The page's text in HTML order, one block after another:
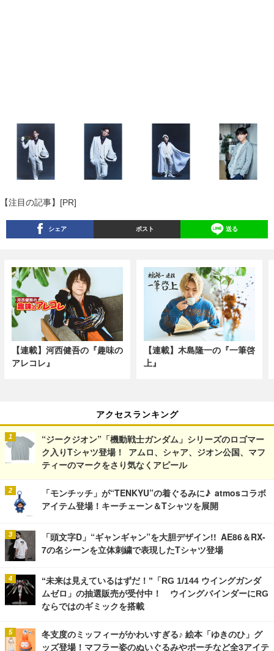
【注目の記事】[PR]
シェア ポスト 送る
【連載】河西健吾の『趣味の
アレコレ』
【連載】木島隆一の『一筆啓
上』
アクセスランキング
“ジークジオン”「機動戦士ガンダム」シリーズのロゴマー
ク入りTシャツ登場！ アムロ、シャア、ジオン公国、マフ
ティーのマークをさり気なくアピール
「モンチッチ」が“TENKYU”の着ぐるみに♪ atmosコラボ
アイテム登場！キーチェーン＆Tシャツを展開
「頭文字D」“ギャンギャン”を大胆デザイン!! AE86＆RX-
7の名シーンを立体刺繍で表現したTシャツ登場
“未来は見えているはずだ！”「RG 1/144 ウイングガンダ
ムゼロ」の抽選販売が受付中！ ウイングバインダーにRG
ならではのギミックを搭載
冬支度のミッフィーがかわいすぎる♪ 絵本「ゆきのひ」グ
ッズ登場！マフラー姿のぬいぐるみやポーチなど全3アイテ